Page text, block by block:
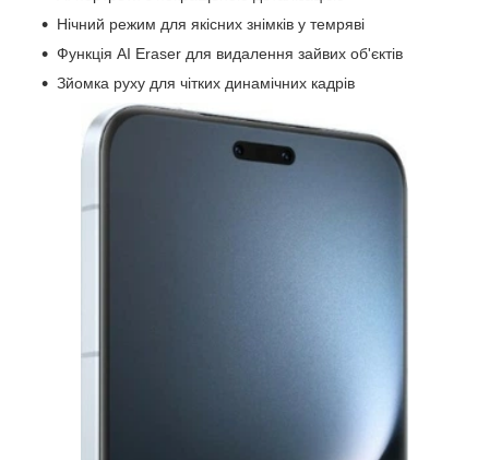
Нічний режим для якісних знімків у темряві
Функція AI Eraser для видалення зайвих об'єктів
Зйомка руху для чітких динамічних кадрів